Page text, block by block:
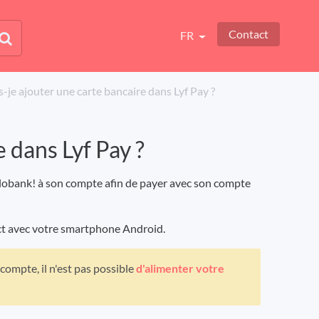
FR Contact
je ajouter une carte bancaire dans Lyf Pay ?
Lyf Pay ?
à son compte afin de payer avec son compte
avec votre smartphone Android.
il n'est pas possibled'alimenter votre